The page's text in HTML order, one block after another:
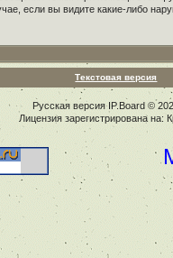
если вы видите какие-либо
Текстовая версия
Русская версия IP.Board©
Лицензия зарегистрирована на: